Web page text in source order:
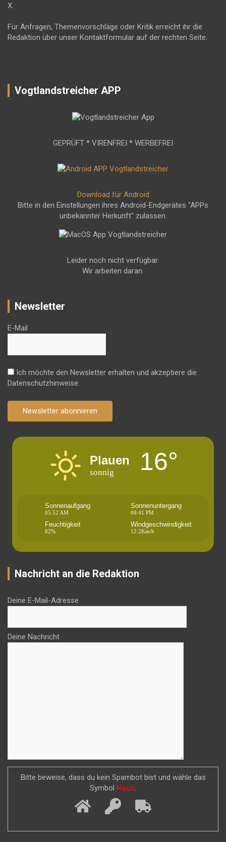
X.
Für Anfragen, Themenvorschläge oder Kritik erreicht ihr die
Redaktion über unser Kontaktformular auf der rechten Seite.
Vogtlandstreicher APP
GEPRÜFT * VIRENFREI * WERBEFREI
Download für Android
Bitte in den Einstellungen ihres Android-Endgerätes "APPs
unbekannter Herkunft" zulassen.
Leider noch nicht verfügbar.
Wir arbeiten daran.
Newsletter
E-Mail
Ich möchte den Newsletter erhalten und akzeptiere die
Datenschutzhinweise.
Newsletter abonnieren
Plauen
sonnig 16°
Sonnenaufgang
05:52 AM
Sonnenuntergang
08:41 PM
Feuchtigkeit
82%
Windgeschwindigkeit
12.2Km/h
Nachricht an die Redaktion
Deine E-Mail-Adresse
Deine Nachricht
Bitte beweise, dass du kein Spambot bist und wähle das
Symbol Haus.